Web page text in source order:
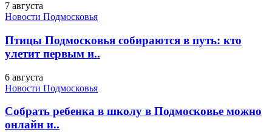
7 августа
Новости Подмосковья
Птицы Подмосковья собираются в путь: кто
улетит первым и..
6 августа
Новости Подмосковья
Собрать ребенка в школу в Подмосковье можно
онлайн и..